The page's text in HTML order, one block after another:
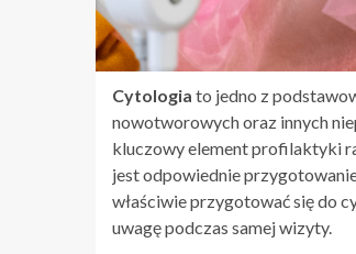
Cytologia to jedno z
nowotworowych oraz innych
kluczowy element profilaktyki
jest odpowiednie
właściwie przygotować się do
uwagę podczas samej wizyty.